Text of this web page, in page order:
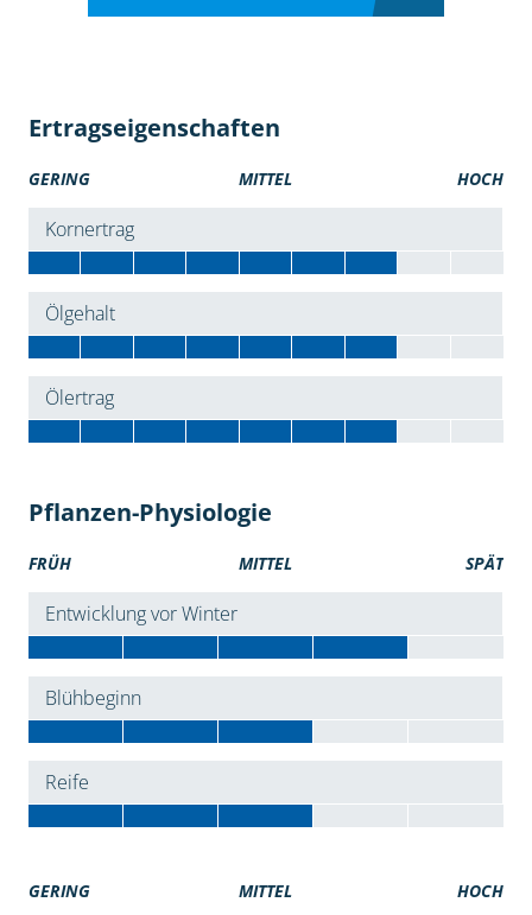
Ertragseigenschaften
GERING MITTEL HOCH
Kornertrag
Ölgehalt
Ölertrag
Pflanzen-Physiologie
FRÜH MITTEL SPÄT
Entwicklung vor Winter
Blühbeginn
Reife
GERING MITTEL HOCH